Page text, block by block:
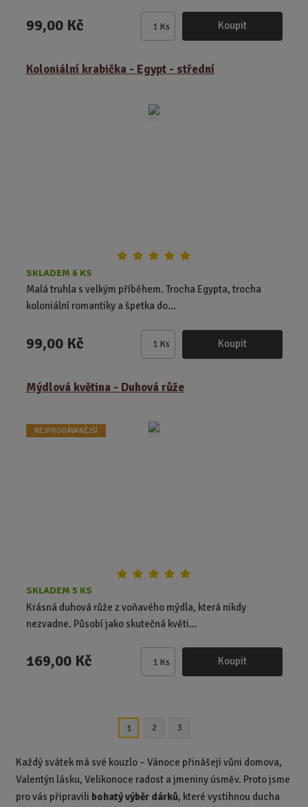
99,00 Kč
Z
n
t
Ks Koupit
Koloniální krabička - Egypt - střední
SKLADEM 6 KS
Malá truhla s velkým příběhem. Trocha Egypta, trocha
koloniální romantiky a špetka do...
99,00 Kč
Z
ě
n
t
Ks Koupit
Mýdlová květina - Duhová růže
NEJPRODÁVANĚJŠÍ
SKLADEM 5 KS
Krásná duhová růže z voňavého mýdla, která nikdy
nezvadne. Působí jako skutečná květi...
169,00 Kč
Z
p
o
č
Ks Koupit
1 2 3
Každý svátek má své kouzlo – Vánoce přinášejí vůni domova,
Valentýn lásku, Velikonoce radost a jmeniny úsměv. Proto jsme
pro vás připravili bohatý výběr dárků, které vystihnou ducha